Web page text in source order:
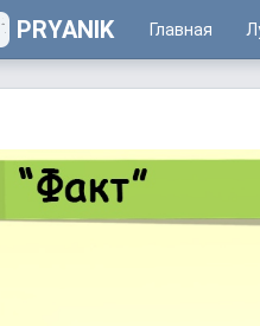
PRYANIK Главная